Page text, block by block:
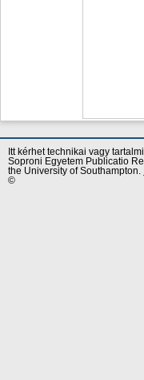
Itt kérhet technikai vagy
Soproni Egyetem Publicatio
the University of Southampton.
©